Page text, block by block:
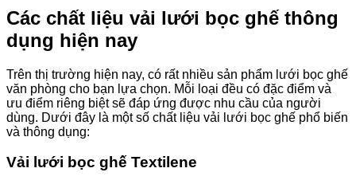
Các chất liệu vải lưới bọc ghế thông
dụng hiện nay
Trên thị trường hiện nay, có rất nhiều sản phẩm lưới bọc ghế
văn phòng cho bạn lựa chọn. Mỗi loại đều có đặc điểm và
ưu điểm riêng biệt sẽ đáp ứng được nhu cầu của người
dùng. Dưới đây là một số chất liệu vải lưới bọc ghế phổ biến
và thông dụng:
Vải lưới bọc ghế Textilene